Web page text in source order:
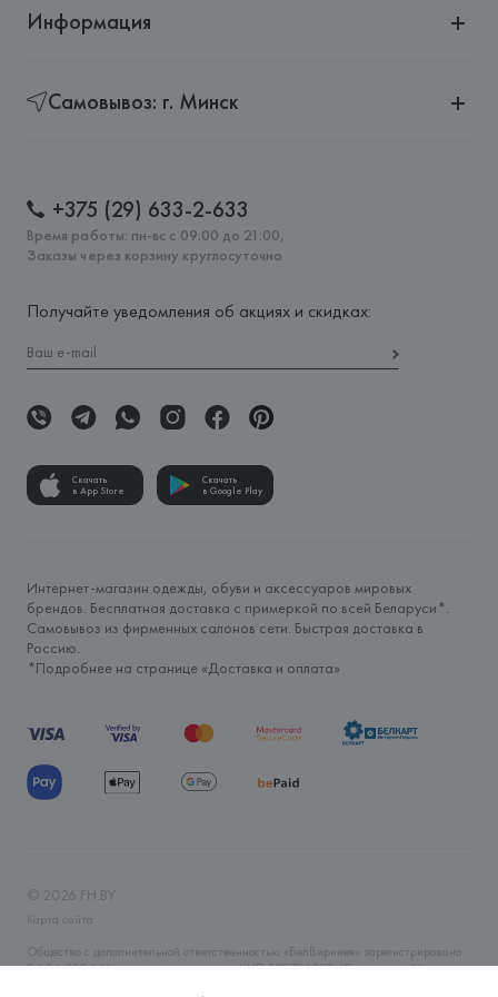
Информация
Самовывоз: г. Минск
+375 (29) 633-2-633
Время работы: пн-вс с 09:00 до 21:00,
Заказы через корзину круглосуточно
Получайте уведомления об акциях и скидках:
Скачать
в App Store
Скачать
в Google Play
Интернет-магазин одежды, обуви и аксессуаров мировых
брендов. Бесплатная доставка с примеркой по всей Беларуси*.
Самовывоз из фирменных салонов сети. Быстрая доставка в
Россию.
*Подробнее на странице «Доставка и оплата»
© 2026 FH.BY
Карта сайта
Общество с дополнительной ответственностью «БелВиринея» зарегистрировано
06.04.2006 Минским горисполкомом. УНП 190706320. Юр.адрес: г. Минск, ул.